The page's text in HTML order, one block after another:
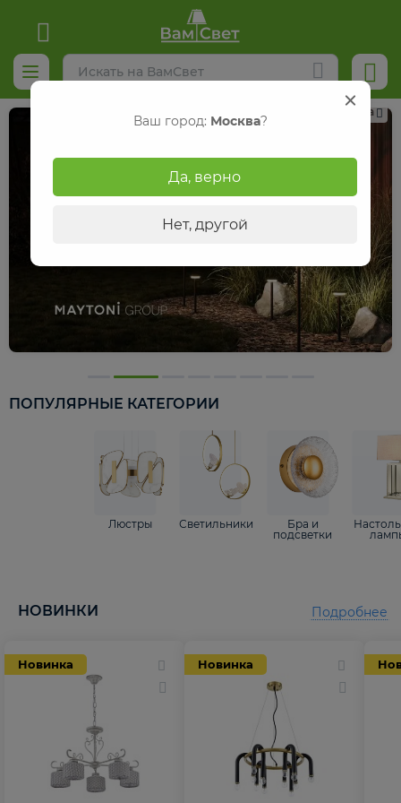
Реклама
ПОПУЛЯРНЫЕ КАТЕГОРИИ
Люстры Светильники
Бра и
подсветки
НОВИНКИ
Новинка Новинка
Подробнее
Ваш город: Москва?
Да, верно
Нет, другой